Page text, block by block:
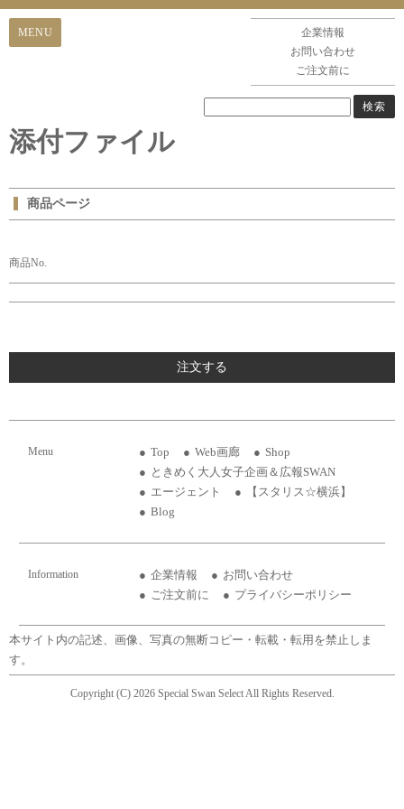
企業情報
お問い合わせ
ご注文前に
添付ファイル
商品ページ
商品No.
注文する
Menu Top Web画廊
Shop
ときめく大人女子企画＆広報SWAN
エージェント
【スタリス☆横浜】
Blog
Information 企業情報
お問い合わせ
ご注文前に
プライバシーポリシー
本サイト内の記述、画像、写真の無断コピー・転載・転用を禁止しま
す。
Copyright (C) 2026 Special Swan Select All Rights Reserved.